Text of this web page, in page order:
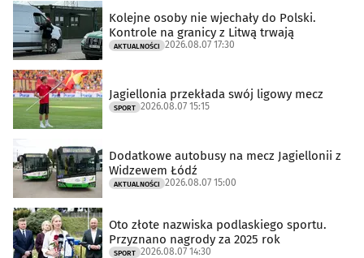
Kolejne osoby nie wjechały do Polski.
Kontrole na granicy z Litwą trwają
AKTUALNOŚCI 2026.08.07 17:30
Jagiellonia przekłada swój ligowy mecz
SPORT 2026.08.07 15:15
Dodatkowe autobusy na mecz Jagiellonii z
Widzewem Łódź
AKTUALNOŚCI 2026.08.07 15:00
Oto złote nazwiska podlaskiego sportu.
Przyznano nagrody za 2025 rok
SPORT 2026.08.07 14:30